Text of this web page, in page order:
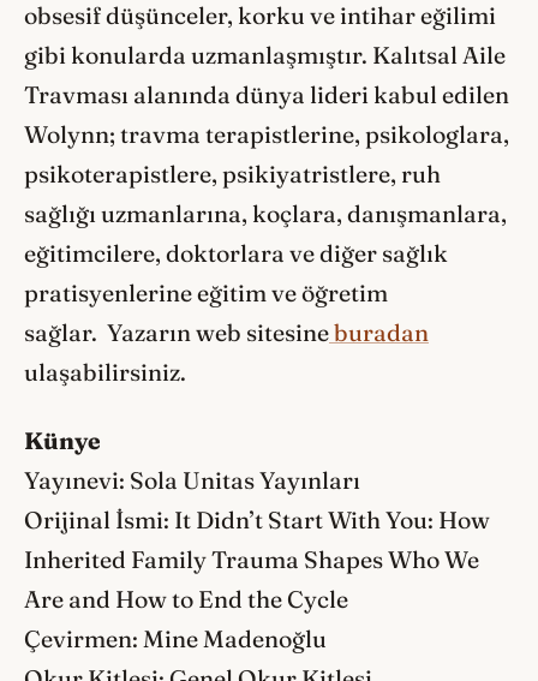
obsesif düşünceler, korku ve intihar eğilimi
gibi konularda uzmanlaşmıştır. Kalıtsal Aile
Travması alanında dünya lideri kabul edilen
Wolynn; travma terapistlerine, psikologlara,
psikoterapistlere, psikiyatristlere, ruh
sağlığı uzmanlarına, koçlara, danışmanlara,
eğitimcilere, doktorlara ve diğer sağlık
pratisyenlerine eğitim ve öğretim
sağlar. Yazarın web sitesineburadan
ulaşabilirsiniz.
Künye
Yayınevi: Sola Unitas Yayınları
Orijinal İsmi: It Didn’t Start With You: How
Inherited Family Trauma Shapes Who We
Are and How to End the Cycle
Çevirmen: Mine Madenoğlu